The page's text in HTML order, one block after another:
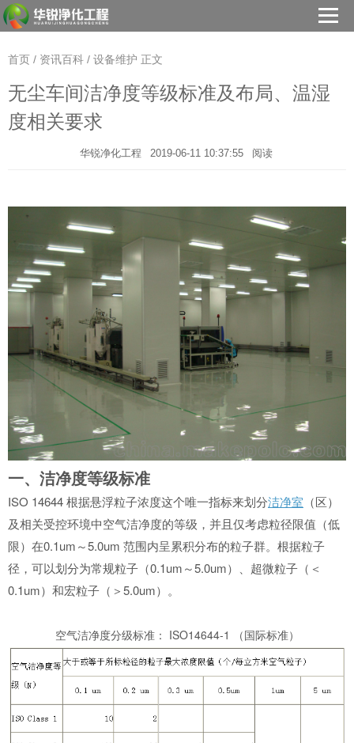
首页 / 资讯百科 / 设备维护 正文
无尘车间洁净度等级标准及布局、温湿
度相关要求
华锐净化工程 2019-06-11 10:37:55 阅读
一、洁净度等级标准
ISO 14644 根据悬浮粒子浓度这个唯一指标来划分洁净室 （区）
及相关受控环境中空气洁净度的等级，并且仅考虑粒径限值（低
限）在0.1um～5.0um 范围内呈累积分布的粒子群。根据粒子
径，可以划分为常规粒子（0.1um～5.0um）、超微粒子（＜
0.1um）和宏粒子（＞5.0um）。
空气洁净度分级标准： ISO14644-1 （国际标准）